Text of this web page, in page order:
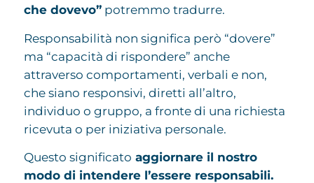
che dovevo”potremmo tradurre.
Responsabilità non significa però “dovere”
ma “capacità di rispondere” anche
attraverso comportamenti, verbali e non,
che siano responsivi, diretti all’altro,
individuo o gruppo, a fronte di una richiesta
ricevuta o per iniziativa personale.
Questo significato aggiornare il nostro
modo di intendere l’essere responsabili.